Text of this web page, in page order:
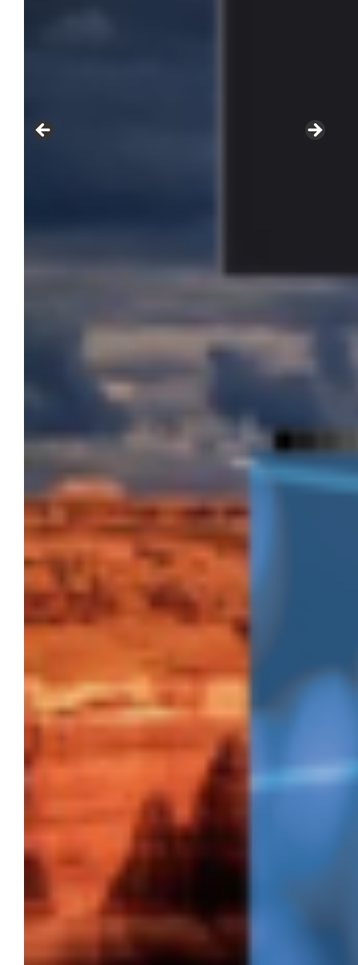
Estamos para servirle!
Tabernáculo
Youth Service 2025